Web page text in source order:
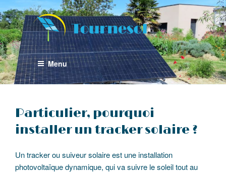
Aller
au
contenu
principal
Menu
Particulier, pourquoi
installer un tracker solaire ?
Un tracker ou suiveur solaire est une installation
photovoltaïque dynamique, qui va suivre le soleil tout au